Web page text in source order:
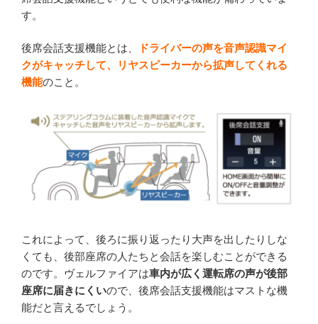
す。
後席会話支援機能とは、
ドライバーの声を音声認識マイ
クがキャッチして、リヤスピーカーから拡声してくれる
機能のこと。
これによって、後ろに振り返ったり大声を出したりしな
くても、後部座席の人たちと会話を楽しむことができる
のです。ヴェルファイアは車内が広く運転席の声が後部
座席に届きにくいので、後席会話支援機能はマストな機
能だと言えるでしょう。